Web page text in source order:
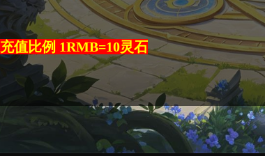
充值比例 1RMB=10灵石